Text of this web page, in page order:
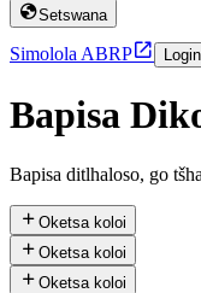
Setswana
Simolola ABRP Login
Bapisa
Bapisa ditlhaloso, go
 Oketsa koloi
 Oketsa koloi
 Oketsa koloi